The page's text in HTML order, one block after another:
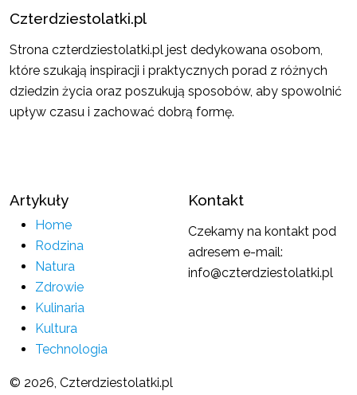
Czterdziestolatki.pl
Strona czterdziestolatki.pl jest dedykowana osobom,
które szukają inspiracji i praktycznych porad z różnych
dziedzin życia oraz poszukują sposobów, aby spowolnić
upływ czasu i zachować dobrą formę.
Artykuły
Home
Rodzina
Natura
Zdrowie
Kulinaria
Kultura
Technologia
Kontakt
Czekamy na kontakt pod
adresem e-mail:
info@czterdziestolatki.pl
© 2026, Czterdziestolatki.pl